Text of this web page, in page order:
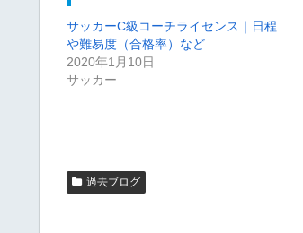
サッカーC級コーチライセンス｜日程
や難易度（合格率）など
2020年1月10日
サッカー
過去ブログ